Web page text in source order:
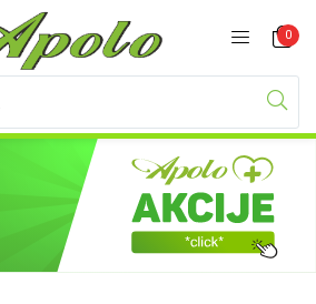
0
se Registracija
ime i lozinku za prijavu.